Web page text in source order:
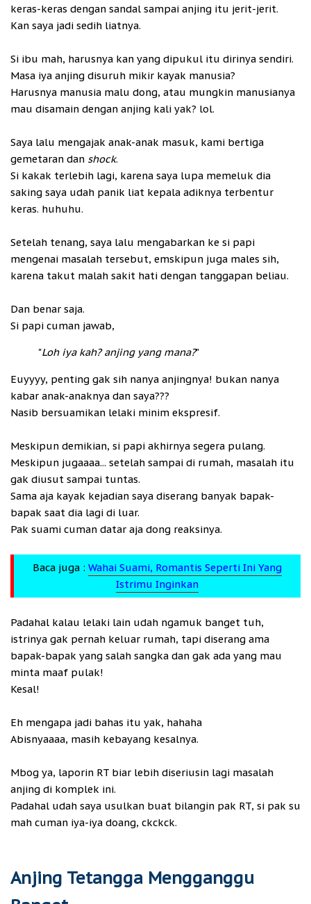
keras-keras dengan sandal sampai anjing itu jerit-jerit.
Kan saya jadi sedih liatnya.
Si ibu mah, harusnya kan yang dipukul itu dirinya sendiri.
Masa iya anjing disuruh mikir kayak manusia?
Harusnya manusia malu dong, atau mungkin manusianya
mau disamain dengan anjing kali yak? lol.
Saya lalu mengajak anak-anak masuk, kami bertiga
gemetaran dan shock.
Si kakak terlebih lagi, karena saya lupa memeluk dia
saking saya udah panik liat kepala adiknya terbentur
keras. huhuhu.
Setelah tenang, saya lalu mengabarkan ke si papi
mengenai masalah tersebut, emskipun juga males sih,
karena takut malah sakit hati dengan tanggapan beliau.
Dan benar saja.
Si papi cuman jawab,
"Loh iya kah? anjing yang mana?"
Euyyyy, penting gak sih nanya anjingnya! bukan nanya
kabar anak-anaknya dan saya???
Nasib bersuamikan lelaki minim ekspresif.
Meskipun demikian, si papi akhirnya segera pulang.
Meskipun jugaaaa... setelah sampai di rumah, masalah itu
gak diusut sampai tuntas.
Sama aja kayak kejadian saya diserang banyak bapak-
bapak saat dia lagi di luar.
Pak suami cuman datar aja dong reaksinya.
Baca juga : Wahai Suami, Romantis Seperti Ini Yang
Istrimu Inginkan
Padahal kalau lelaki lain udah ngamuk banget tuh,
istrinya gak pernah keluar rumah, tapi diserang ama
bapak-bapak yang salah sangka dan gak ada yang mau
minta maaf pulak!
Kesal!
Eh mengapa jadi bahas itu yak, hahaha
Abisnyaaaa, masih kebayang kesalnya.
Mbog ya, laporin RT biar lebih diseriusin lagi masalah
anjing di komplek ini.
Padahal udah saya usulkan buat bilangin pak RT, si pak su
mah cuman iya-iya doang, ckckck.
Anjing Tetangga Mengganggu